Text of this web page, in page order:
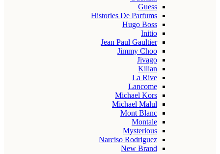
Guess
Histories De Parfums
Hugo Boss
Initio
Jean Paul Gaultier
Jimmy Choo
Jivago
Kilian
La Rive
Lancome
Michael Kors
Michael Malul
Mont Blanc
Montale
Mysterious
Narciso Rodriguez
New Brand